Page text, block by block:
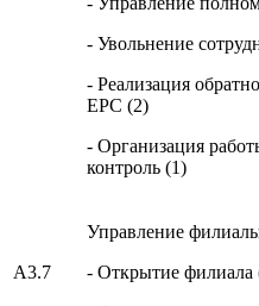
- Увольнение
- Реализация
EPC (2)
- Организация
контроль (1)
А3.7
Управление
- Открытие филиала